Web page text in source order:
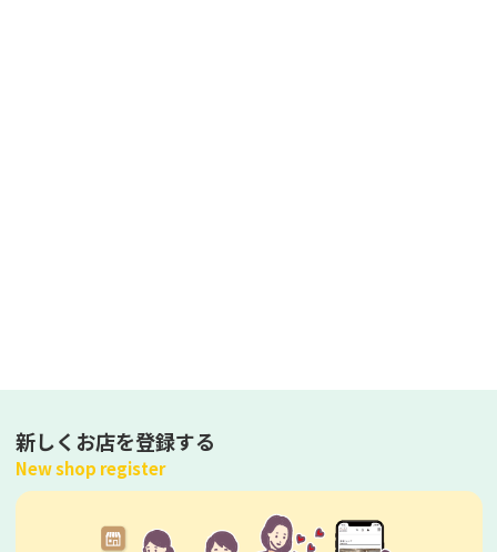
新しくお店を登録する
New shop register